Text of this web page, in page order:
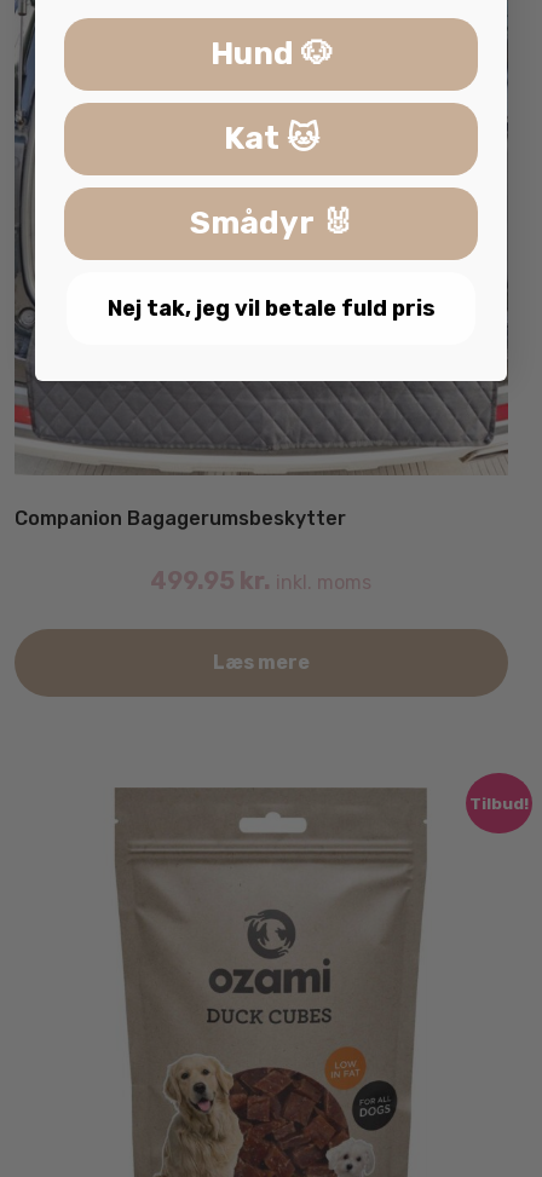
Companion Bagagerumsbeskytter
499.95 kr. inkl. moms
Læs mere
Tilbud!
Hund 🐶
Kat 🐱
Smådyr 🐰
Nej tak, jeg vil betale fuld pris